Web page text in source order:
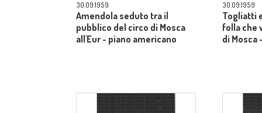
30.09.1959
Amendola seduto tra il
pubblico del circo di Mosca
all'Eur - piano americano
30.09.1959
Togliatti
folla che
di Mosca